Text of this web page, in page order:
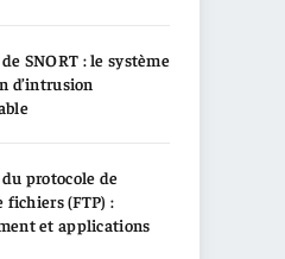
SNORT : le système
d’intrusion
protocole de
(FTP) :
et applications